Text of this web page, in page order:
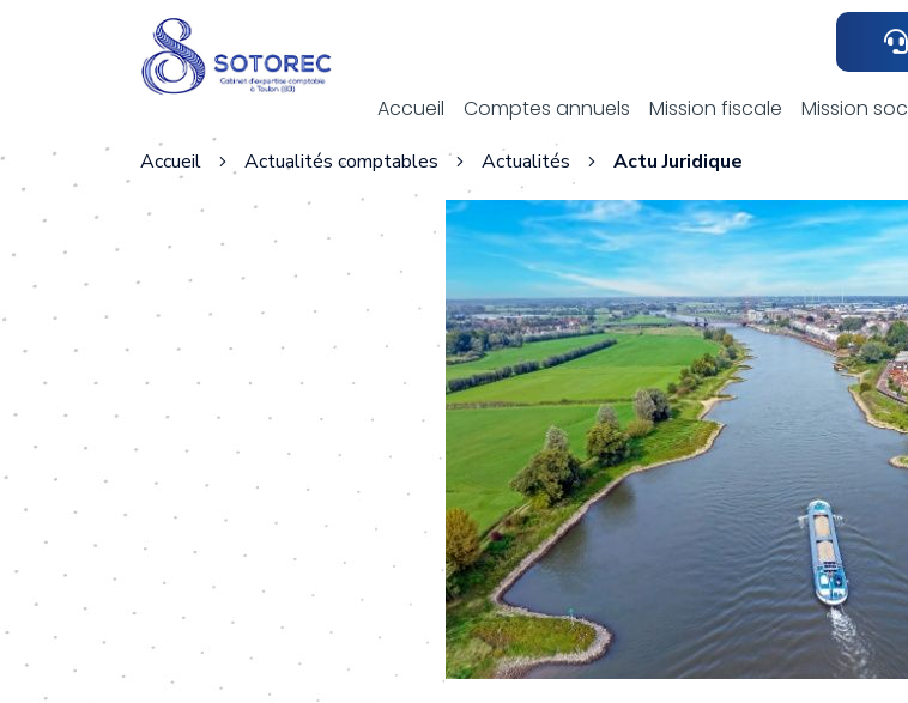
Accueil Comptes annuels Mission fiscale Mission
Actualités
Accueil Actualités comptables Actualités Actu Juridique